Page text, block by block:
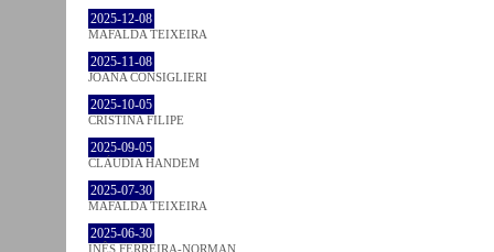
2025-12-08
MAFALDA TEIXEIRA
2025-11-08
JOANA CONSIGLIERI
2025-10-05
CRISTINA FILIPE
2025-09-05
CLÁUDIA HANDEM
2025-07-30
MAFALDA TEIXEIRA
2025-06-30
INÊS FERREIRA-NORMAN